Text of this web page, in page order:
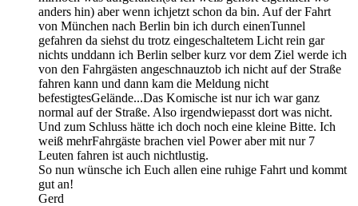
anders hin) aber wenn ichjetzt schon da bin. Auf der Fahrt
von München nach Berlin bin ich durch einenTunnel
gefahren da siehst du trotz eingeschaltetem Licht rein gar
nichts unddann ich Berlin selber kurz vor dem Ziel werde ich
von den Fahrgästen angeschnauztob ich nicht auf der Straße
fahren kann und dann kam die Meldung nicht
befestigtesGelände...Das Komische ist nur ich war ganz
normal auf der Straße. Also irgendwiepasst dort was nicht.
Und zum Schluss hätte ich doch noch eine kleine Bitte. Ich
weiß mehrFahrgäste brachen viel Power aber mit nur 7
Leuten fahren ist auch nichtlustig.
So nun wünsche ich Euch allen eine ruhige Fahrt und kommt
gut an!
Gerd